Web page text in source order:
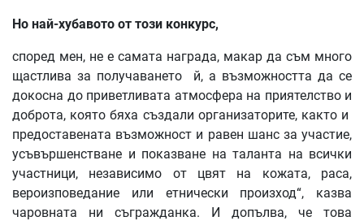
Но най-хубавото от този конкурс,
според мен, не е самата награда, макар да съм много
щастлива за получаването й, а възможността да се
докосна до приветливата атмосфера на приятелство и
доброта, която бяха създали организаторите, както и
предоставената възможност и равен шанс за участие,
усъвършенстване и показване на таланта на всички
участници, независимо от цвят на кожата, раса,
вероизповедание или етнически произход“, казва
чаровната ни съгражданка. И допълва, че това